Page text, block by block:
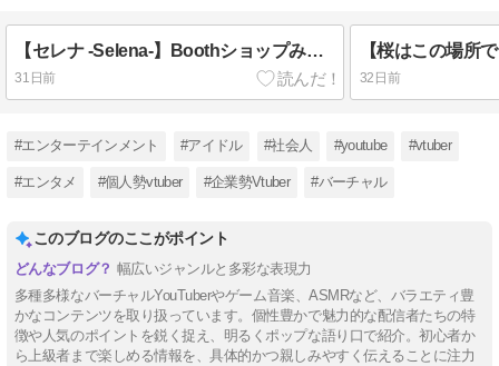
【セレナ -Selena-】Boothショップみそしる工房によるオリジナル3Dモデル！
31日前 32日前
#エンターテインメント #アイドル #社会人 #youtube #vtuber
#エンタメ #個人勢vtuber #企業勢Vtuber #バーチャル
このブログのここがポイント
幅広いジャンルと多彩な表現力
多種多様なバーチャルYouTuberやゲーム音楽、ASMRなど、バラエティ豊
かなコンテンツを取り扱っています。個性豊かで魅力的な配信者たちの特
徴や人気のポイントを鋭く捉え、明るくポップな語り口で紹介。初心者か
ら上級者まで楽しめる情報を、具体的かつ親しみやすく伝えることに注力